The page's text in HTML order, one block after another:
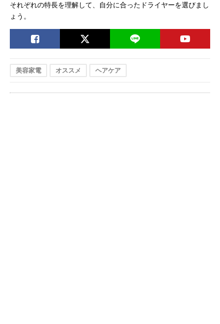
それぞれの特長を理解して、自分に合ったドライヤーを選びまし
ょう。
美容家電 オススメ ヘアケア